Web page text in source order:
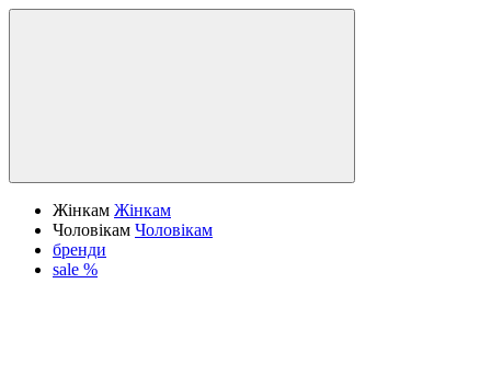
Жінкам Жінкам
Чоловікам Чоловікам
бренди
sale %